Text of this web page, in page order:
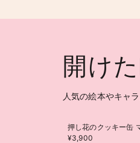
開け
人気の絵本やキャ
押し花のクッキー缶
¥3,900